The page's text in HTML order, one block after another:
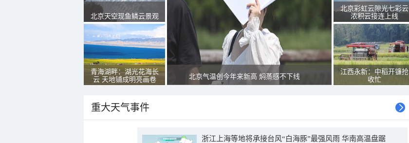
北京天空现鱼鳞云景观
青海湖畔：湖光花海长
云 天地铺成明亮画卷
北京气温创今年来新高 焖蒸感不下线
北京彩虹云隙光七彩云
浓积云接连上线
江西永新：中稻开镰抢
收忙
重大天气事件
浙江上海等地将承接台风“白海豚”最强风雨 华南高温盘踞